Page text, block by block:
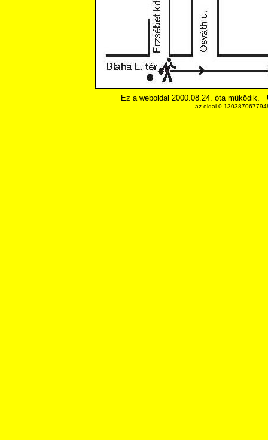
Ez a weboldal 2000.08.24. óta működik.
az oldal